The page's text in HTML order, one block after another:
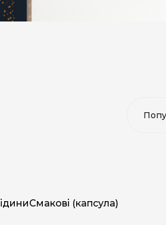
Смакові (капсула)